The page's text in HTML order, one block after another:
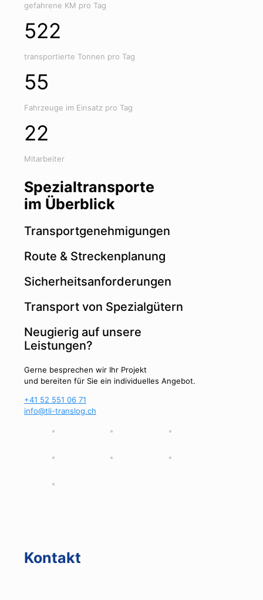
gefahrene KM pro Tag
522
transportierte Tonnen pro Tag
55
Fahrzeuge im Einsatz pro Tag
22
Mitarbeiter
Spezialtransporte
im Überblick
Transportgenehmigungen
Route & Streckenplanung
Sicherheitsanforderungen
Transport von Spezialgütern
Neugierig auf unsere
Leistungen?
Gerne besprechen wir Ihr Projekt
und bereiten für Sie ein individuelles Angebot.
+41 52 551 06 71
info@tli-translog.ch
Kontakt